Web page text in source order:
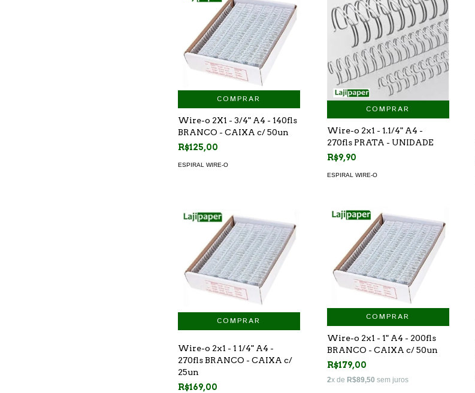
COMPRAR
Wire-o 2X1 - 3/4" A4 - 140fls
BRANCO - CAIXA c/ 50un
R$125,00
ESPIRAL WIRE-O
COMPRAR
Wire-o 2x1 - 1.1/4" A4 -
270fls PRATA - UNIDADE
R$9,90
ESPIRAL WIRE-O
Wire-o 2x1 - 1 1/4" A4 -
270fls BRANCO - CAIXA c/
25un
R$169,00
COMPRAR
Wire-o 2x1 - 1" A4 - 200fls
BRANCO - CAIXA c/ 50un
R$179,00
2x de R$89,50 sem juros